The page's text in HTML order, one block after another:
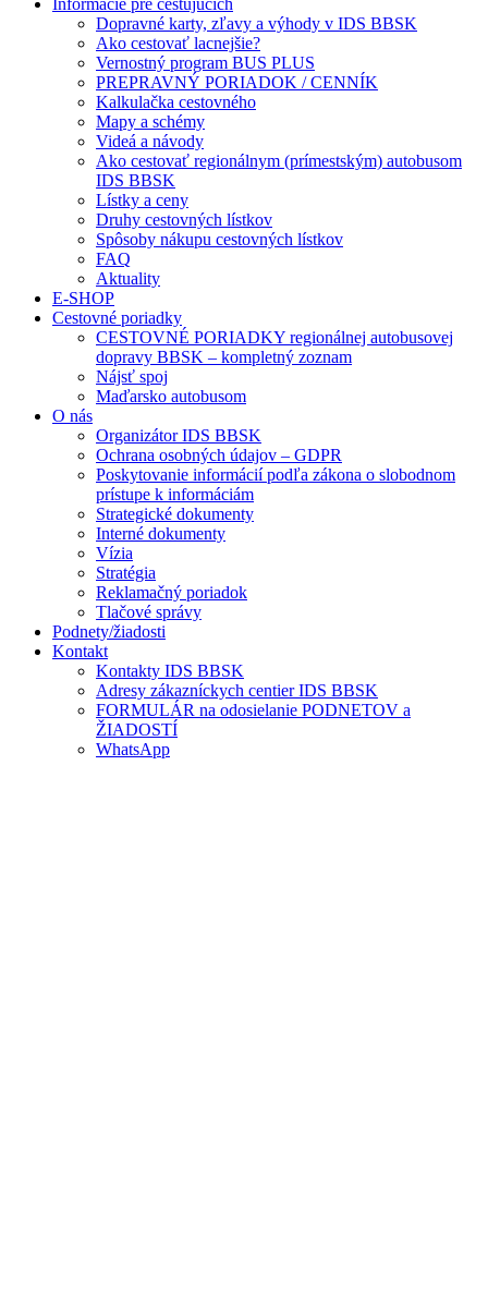
Informácie pre cestujúcich
Dopravné karty, zľavy a výhody v IDS BBSK
Ako cestovať lacnejšie?
Vernostný program BUS PLUS
PREPRAVNÝ PORIADOK / CENNÍK
Kalkulačka cestovného
Mapy a schémy
Videá a návody
Ako cestovať regionálnym (prímestským) autobusom
IDS BBSK
Lístky a ceny
Druhy cestovných lístkov
Spôsoby nákupu cestovných lístkov
FAQ
Aktuality
E-SHOP
Cestovné poriadky
CESTOVNÉ PORIADKY regionálnej autobusovej
dopravy BBSK – kompletný zoznam
Nájsť spoj
Maďarsko autobusom
O nás
Organizátor IDS BBSK
Ochrana osobných údajov – GDPR
Poskytovanie informácií podľa zákona o slobodnom
prístupe k informáciám
Strategické dokumenty
Interné dokumenty
Vízia
Stratégia
Reklamačný poriadok
Tlačové správy
Podnety/žiadosti
Kontakt
Kontakty IDS BBSK
Adresy zákazníckych centier IDS BBSK
FORMULÁR na odosielanie PODNETOV a
ŽIADOSTÍ
WhatsApp